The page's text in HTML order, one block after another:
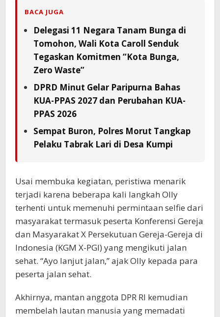
BACA JUGA
Delegasi 11 Negara Tanam Bunga di
Tomohon, Wali Kota Caroll Senduk
Tegaskan Komitmen “Kota Bunga,
Zero Waste”
DPRD Minut Gelar Paripurna Bahas
KUA-PPAS 2027 dan Perubahan KUA-
PPAS 2026
Sempat Buron, Polres Morut Tangkap
Pelaku Tabrak Lari di Desa Kumpi
Usai membuka kegiatan, peristiwa menarik
terjadi karena beberapa kali langkah Olly
terhenti untuk memenuhi permintaan selfie dari
masyarakat termasuk peserta Konferensi Gereja
dan Masyarakat X Persekutuan Gereja-Gereja di
Indonesia (KGM X-PGI) yang mengikuti jalan
sehat. “Ayo lanjut jalan,” ajak Olly kepada para
peserta jalan sehat.
Akhirnya, mantan anggota DPR RI kemudian
membelah lautan manusia yang memadati